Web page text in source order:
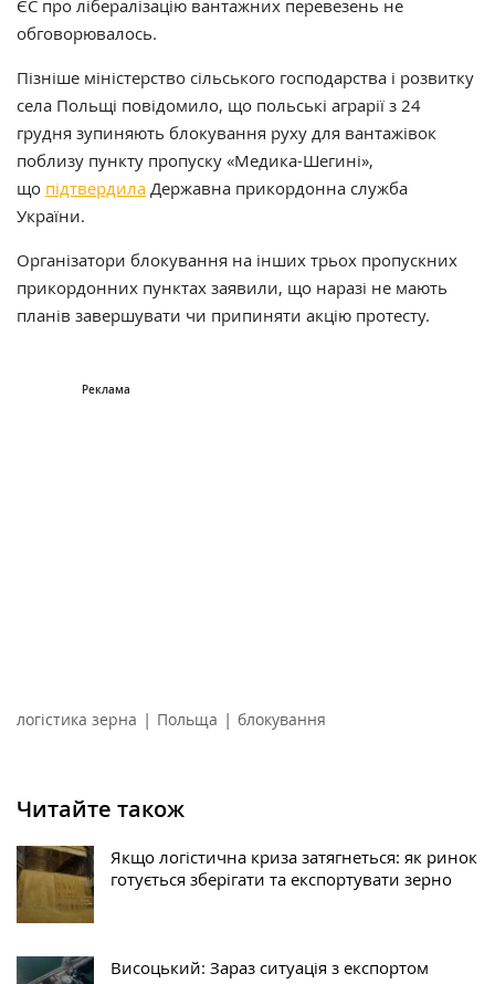
ЄС про лібералізацію вантажних перевезень не
обговорювалось.
Пізніше міністерство сільського господарства і розвитку
села Польщі повідомило, що польські аграрії з 24
грудня зупиняють блокування руху для вантажівок
поблизу пункту пропуску «Медика-Шегині»,
що підтвердила Державна прикордонна служба
України.
Організатори блокування на інших трьох пропускних
прикордонних пунктах заявили, що наразі не мають
планів завершувати чи припиняти акцію протесту.
логістика зерна | Польща | блокування
Читайте також
Якщо логістична криза затягнеться: як ринок
готується зберігати та експортувати зерно
Висоцький: Зараз ситуація з експортом